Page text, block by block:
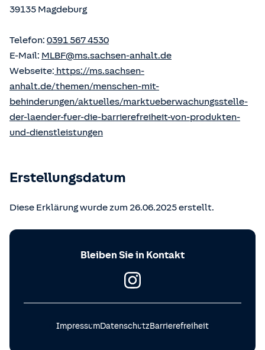
39135 Magdeburg
Telefon: 0391 567 4530
E-Mail: MLBF@ms.sachsen-anhalt.de
Webseite: https://ms.sachsen-
anhalt.de/themen/menschen-mit-
behinderungen/aktuelles/marktueberwachungsstelle-
der-laender-fuer-die-barrierefreiheit-von-produkten-
und-dienstleistungen
Erstellungsdatum
Diese Erklärung wurde zum 26.06.2025 erstellt.
Bleiben Sie in Kontakt
ImpressumDatenschutzBarrierefreiheit